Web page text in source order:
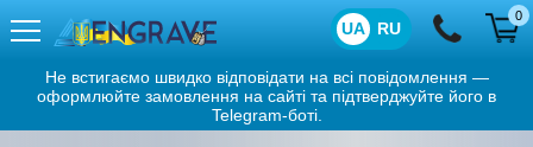
0
UA RU
Не встигаємо швидко відповідати на всі повідомлення —
оформлюйте замовлення на сайті та підтверджуйте його в
Telegram-боті.